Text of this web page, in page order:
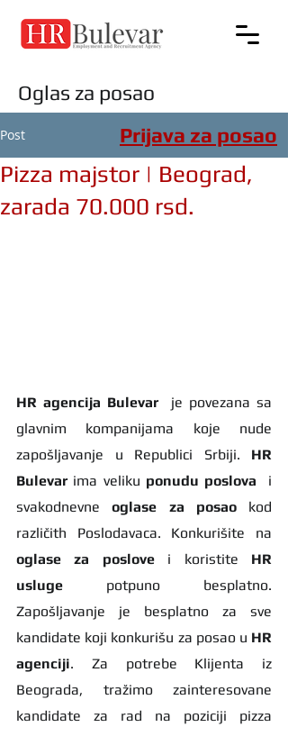
Oglas za posao
Post
Pizza majstor | Beograd,
zarada 70.000 rsd.
HR agencija Bulevar
  je povezana sa
glavnim kompanijama koje nude
zapošljavanje u Republici Srbiji. HR
Bulevar ima veliku ponudu poslova
  i
svakodnevne oglase za posao kod
oglase za poslove i koristite HR
usluge potpuno besplatno.
Zapošljavanje je besplatno za sve
kandidate koji konkurišu za posao u HR
agenciji. Za potrebe Klijenta iz
Beograda, tražimo zainteresovane
kandidate za rad na poziciji pizza
Prijava za posao